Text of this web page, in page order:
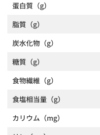
蛋白質 （g）
脂質 （g）
炭水化物 （g）
糖質 （g）
食物繊維 （g）
食塩相当量 （g）
カリウム （mg）